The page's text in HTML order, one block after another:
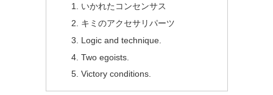
いかれたコンセンサス
キミのアクセサリパーツ
Logic and technique.
Two egoists.
Victory conditions.